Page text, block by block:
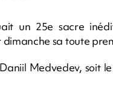
un 25e sacre
dimanche sa toute
Medvedev, soit